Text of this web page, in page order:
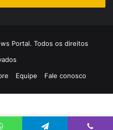
Portal. Todos os direitos
Equipe Fale conosco
Site